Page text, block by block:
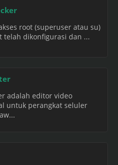
root (superuser atau su)
telah dikonfigurasi dan ...
adalah editor video
untuk perangkat seluler